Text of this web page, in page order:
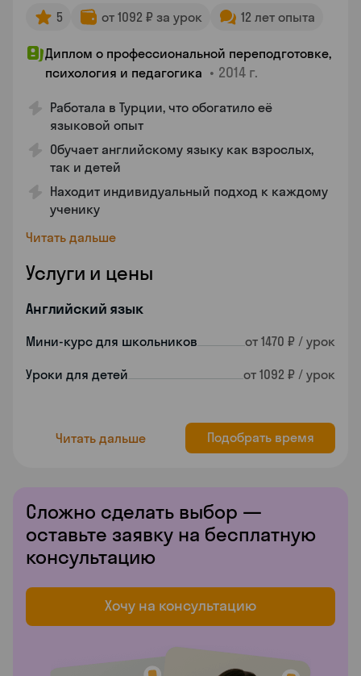
5 от 1092 ₽ за урок 12 лет опыта
Диплом о профессиональной переподготовке,
психология и педагогика • 2014 г.
Работала в Турции, что обогатило её
языковой опыт
Обучает английскому языку как взрослых,
так и детей
Находит индивидуальный подход к каждому
ученику
Читать дальше
Услуги и цены
Английский язык
Мини-курс для школьников от 1470 ₽ / урок
Уроки для детей от 1092 ₽ / урок
Читать дальше Подобрать время
Сложно сделать выбор —
оставьте заявку на бесплатную
консультацию
Хочу на консультацию